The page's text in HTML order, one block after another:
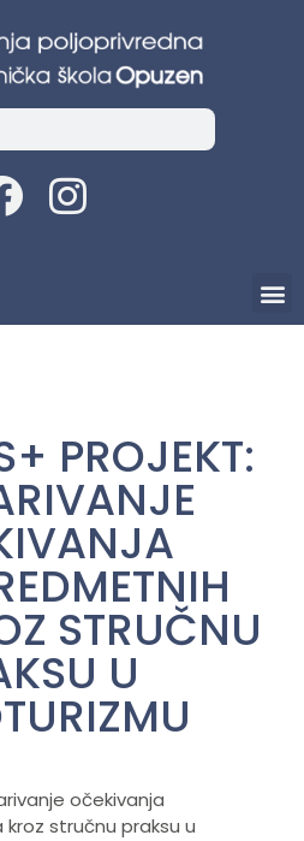
PROJEKT:
STRUČNU
U
očekivanja
stručnu praksu u